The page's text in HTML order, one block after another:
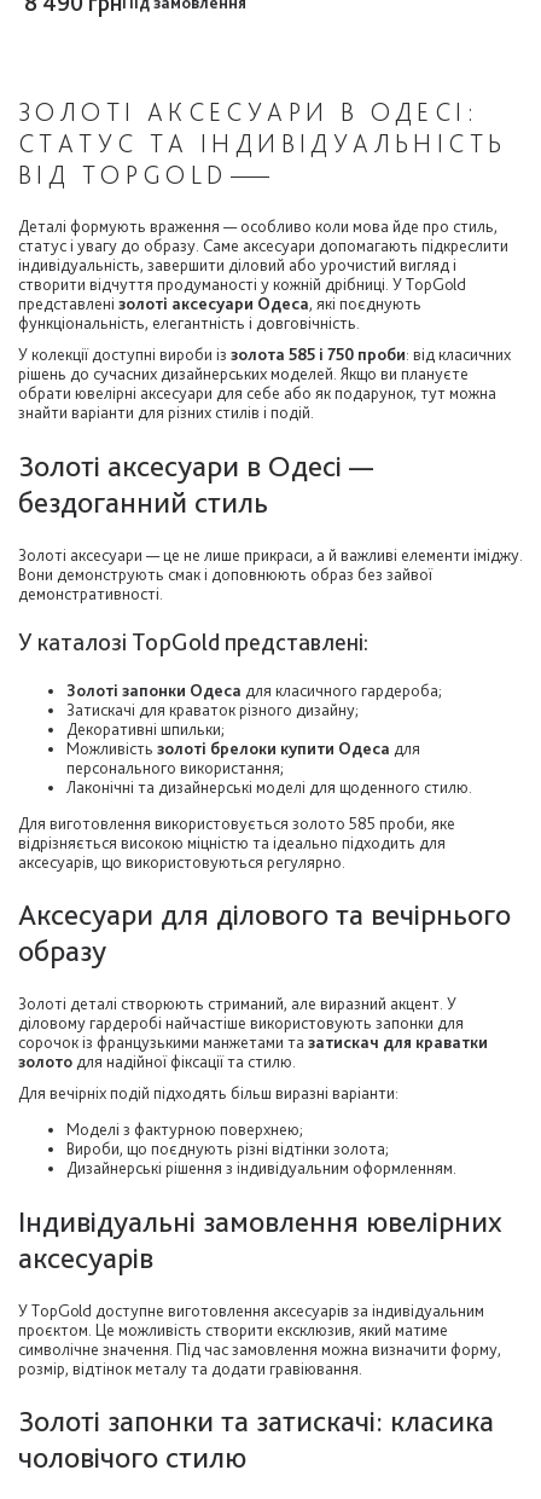
ЗОЛОТІ АКСЕСУАРИ В ОДЕСІ:
СТАТУС ТА ІНДИВІДУАЛЬНІСТЬ
ВІД TOPGOLD
Деталі формують враження — особливо коли мова йде про стиль,
статус і увагу до образу. Саме аксесуари допомагають підкреслити
індивідуальність, завершити діловий або урочистий вигляд і
створити відчуття продуманості у кожній дрібниці. У TopGold
представлені золоті аксесуари Одеса, які поєднують
функціональність, елегантність і довговічність.
У колекції доступні вироби із золота 585 і 750 проби: від класичних
рішень до сучасних дизайнерських моделей. Якщо ви плануєте
обрати ювелірні аксесуари для себе або як подарунок, тут можна
знайти варіанти для різних стилів і подій.
Золоті аксесуари в Одесі —
бездоганний стиль
Золоті аксесуари — це не лише прикраси, а й важливі елементи іміджу.
Вони демонструють смак і доповнюють образ без зайвої
демонстративності.
У каталозі TopGold представлені:
Золоті запонки Одеса для класичного гардероба;
Затискачі для краваток різного дизайну;
Декоративні шпильки;
Можливість золоті брелоки купити Одеса для
персонального використання;
Лаконічні та дизайнерські моделі для щоденного стилю.
Для виготовлення використовується золото 585 проби, яке
відрізняється високою міцністю та ідеально підходить для
аксесуарів, що використовуються регулярно.
Аксесуари для ділового та вечірнього
образу
Золоті деталі створюють стриманий, але виразний акцент. У
діловому гардеробі найчастіше використовують запонки для
сорочок із французькими манжетами та затискач для краватки
золото для надійної фіксації та стилю.
Для вечірніх подій підходять більш виразні варіанти:
Моделі з фактурною поверхнею;
Вироби, що поєднують різні відтінки золота;
Дизайнерські рішення з індивідуальним оформленням.
Індивідуальні замовлення ювелірних
аксесуарів
У TopGold доступне виготовлення аксесуарів за індивідуальним
проєктом. Це можливість створити ексклюзив, який матиме
символічне значення. Під час замовлення можна визначити форму,
розмір, відтінок металу та додати гравіювання.
Золоті запонки та затискачі: класика
чоловічого стилю